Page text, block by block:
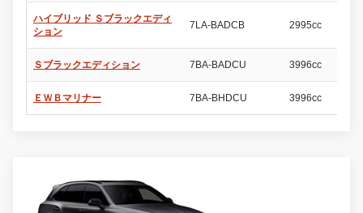
ハイブリッド Ｓブラックエディ
ション
7LA-BADCB 2995cc
Ｓブラックエディション 7BA-BADCU 3996cc
ＥＷＢマリナー 7BA-BHDCU 3996cc